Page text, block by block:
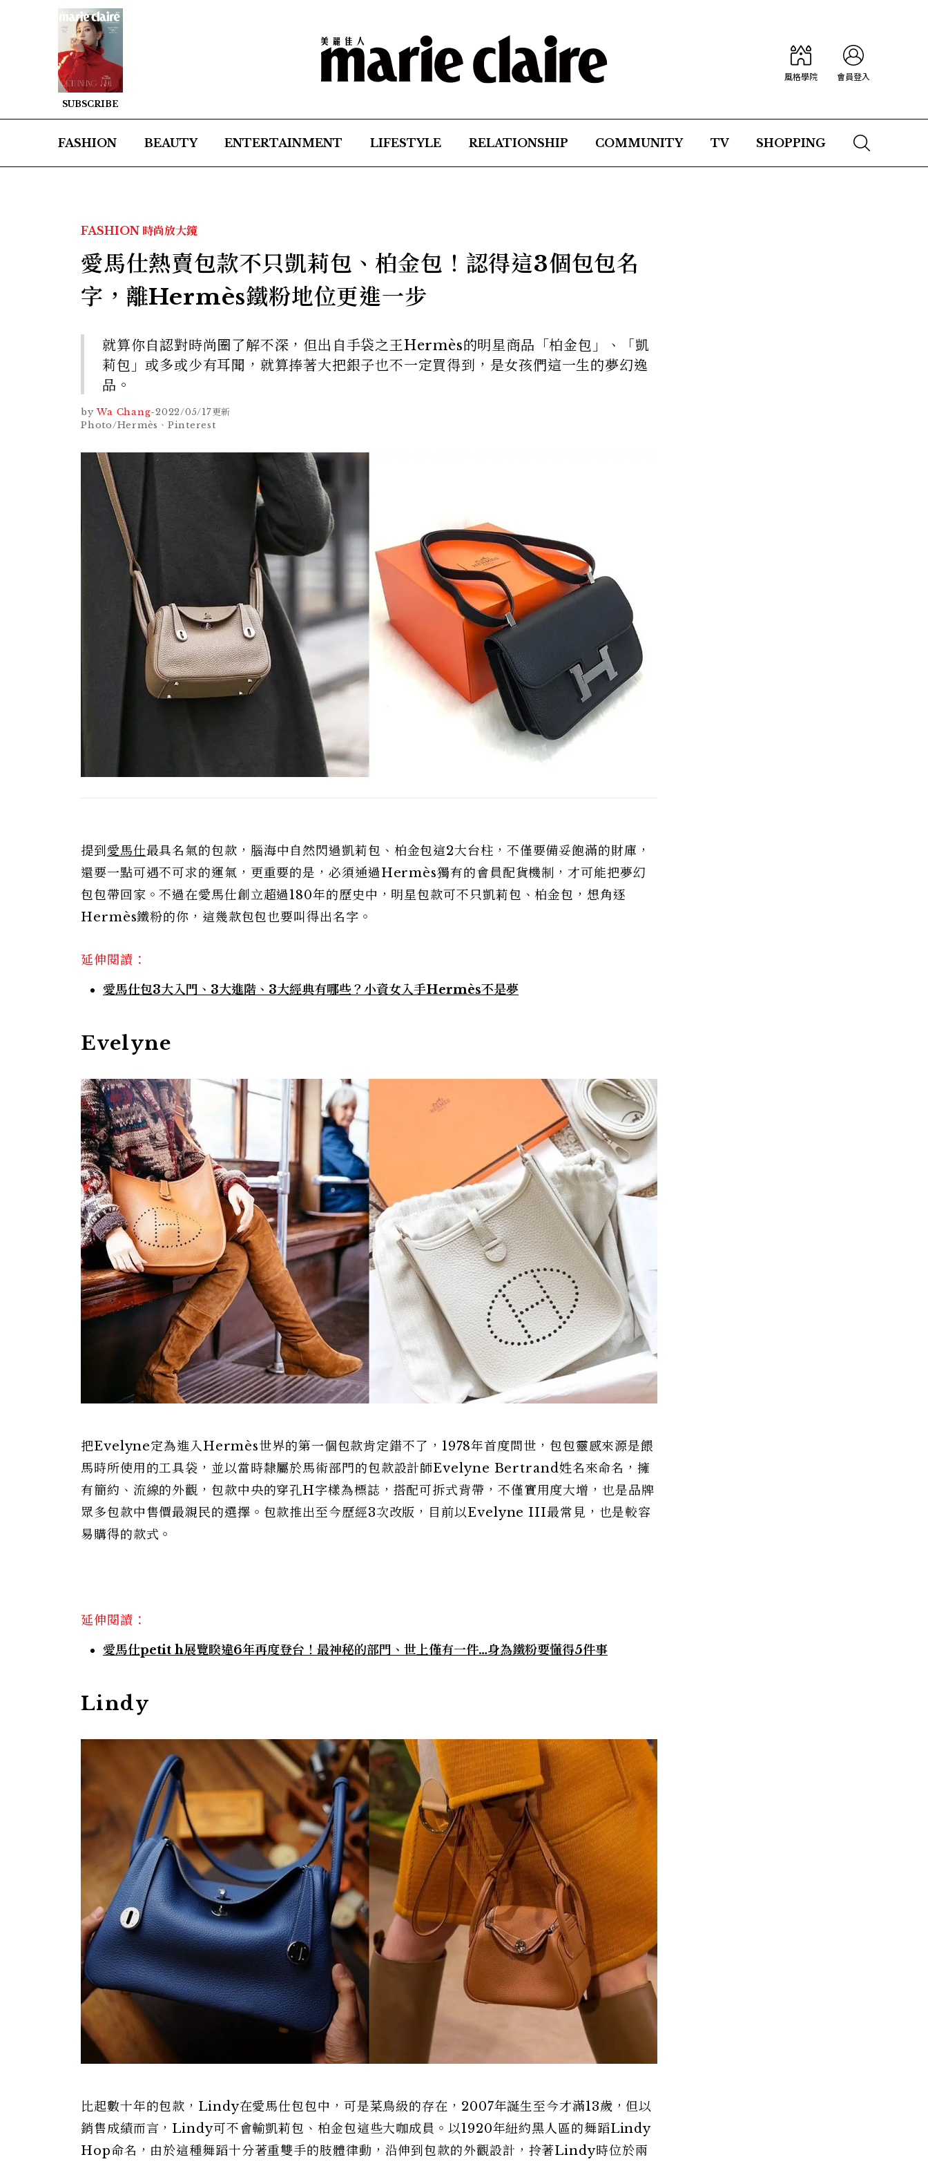
SUBSCRIBE
風格學院 會員登入
FASHION BEAUTY ENTERTAINMENT LIFESTYLE RELATIONSHIP COMMUNITY TV SHOPPING
FASHION 時尚放大鏡
愛馬仕熱賣包款不只凱莉包、柏金包！認得這3個包包名
字，離Hermès鐵粉地位更進一步
就算你自認對時尚圈了解不深，但出自手袋之王Hermès的明星商品「柏金包」、「凱
莉包」或多或少有耳聞，就算捧著大把銀子也不一定買得到，是女孩們這一生的夢幻逸
品。
by Wa Chang-2022/05/17更新
Photo/Hermès、Pinterest
提到 愛馬仕最具名氣的包款，腦海中自然閃過凱莉包、柏金包這2大台柱，不僅要備妥飽滿的財庫，
還要一點可遇不可求的運氣，更重要的是，必須通過Hermès獨有的會員配貨機制，才可能把夢幻
包包帶回家。不過在愛馬仕創立超過180年的歷史中，明星包款可不只凱莉包、柏金包，想角逐
Hermès鐵粉的你，這幾款包包也要叫得出名字。
延伸閱讀：
愛馬仕包3大入門、3大進階、3大經典有哪些？小資女入手Hermès不是夢
Evelyne
把Evelyne定為進入Hermès世界的第一個包款肯定錯不了，1978年首度問世，包包靈感來源是餵
馬時所使用的工具袋，並以當時隸屬於馬術部門的包款設計師Evelyne Bertrand姓名來命名，擁
有簡約、流線的外觀，包款中央的穿孔H字樣為標誌，搭配可拆式背帶，不僅實用度大增，也是品牌
眾多包款中售價最親民的選擇。包款推出至今歷經3次改版，目前以Evelyne III最常見，也是較容
易購得的款式。
延伸閱讀：
愛馬仕petit h展覽睽違6年再度登台！最神秘的部門、世上僅有一件…身為鐵粉要懂得5件事
Lindy
比起數十年的包款，Lindy在愛馬仕包包中，可是菜鳥級的存在，2007年誕生至今才滿13歲，但以
銷售成績而言，Lindy可不會輸凱莉包、柏金包這些大咖成員。以1920年紐約黑人區的舞蹈Lindy
Hop命名，由於這種舞蹈十分著重雙手的肢體律動，沿伸到包款的外觀設計，拎著Lindy時位於兩